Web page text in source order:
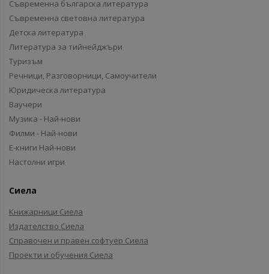
Съвременна българска литература
Съвременна световна литература
Детска литература
Литература за тийнейджъри
Туризъм
Речници, Разговорници, Самоучители
Юридическа литература
Ваучери
Музика - Най-нови
Филми - Най-нови
Е-книги Най-нови
Настолни игри
Сиела
Книжарници Сиела
Издателство Сиела
Справочен и правен софтуер Сиела
Проекти и обучения Сиела